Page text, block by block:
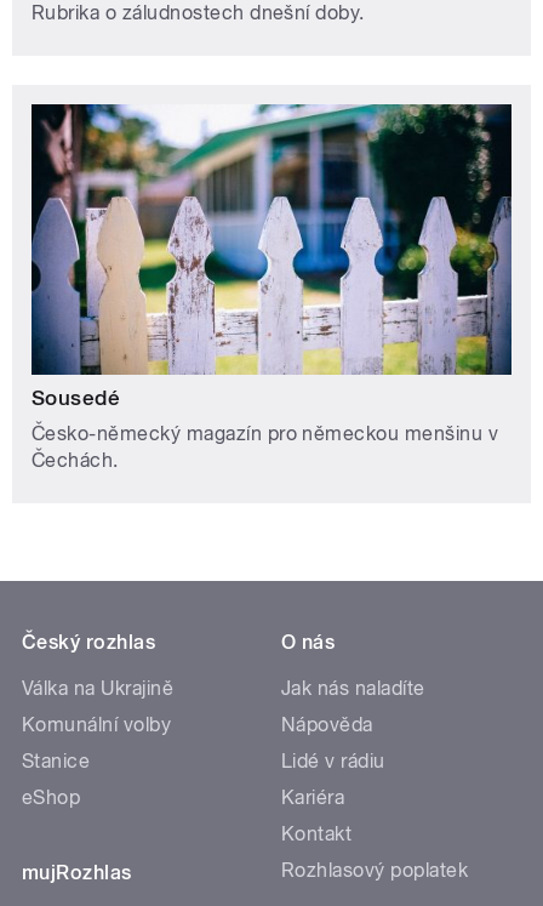
Rubrika o záludnostech dnešní doby.
Sousedé
Česko-německý magazín pro německou menšinu v
Čechách.
Český rozhlas
Válka na Ukrajině
Komunální volby
Stanice
eShop
mujRozhlas
O nás
Jak nás naladíte
Nápověda
Lidé v rádiu
Kariéra
Kontakt
Rozhlasový poplatek